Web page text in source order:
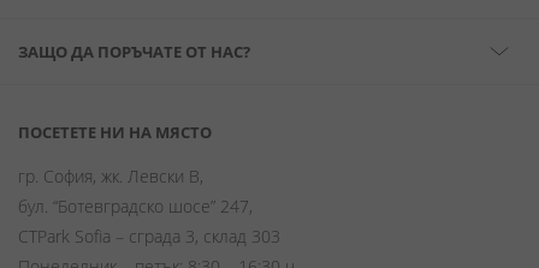
ЗАЩО ДА ПОРЪЧАТЕ ОТ НАС?
ПОСЕТЕТЕ НИ НА МЯСТО
гр. София, жк. Левски В,
бул. “Ботевградско шосе” 247,
CTPark Sofia – сграда 3, склад 303